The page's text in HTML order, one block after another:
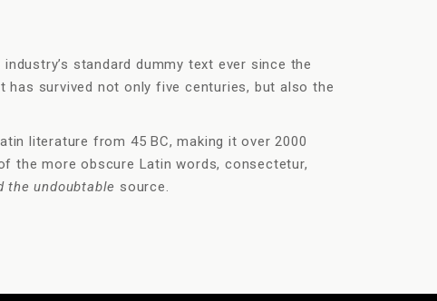
standard dummy text ever since the
has survived not only five centuries, but also the
literature from 45 BC, making it over 2000
the more obscure Latin words, consectetur,
the undoubtable source.